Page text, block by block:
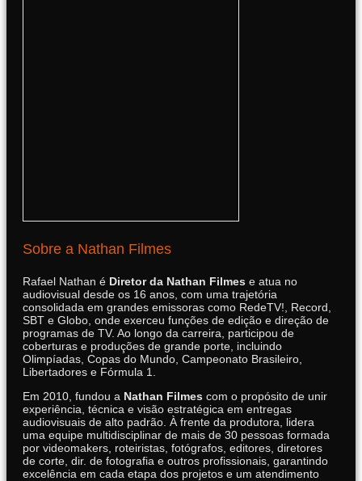
Sobre a Nathan Filmes
Rafael Nathan é Diretor da Nathan Filmes e atua no
audiovisual desde os 16 anos, com uma trajetória
consolidada em grandes emissoras como RedeTV!, Record,
SBT e Globo, onde exerceu funções de edição e direção de
programas de TV. Ao longo da carreira, participou de
coberturas e produções de grande porte, incluindo
Olimpíadas, Copas do Mundo, Campeonato Brasileiro,
Libertadores e Fórmula 1.
Em 2010, fundou a Nathan Filmes com o propósito de unir
experiência, técnica e visão estratégica em entregas
audiovisuais de alto padrão. À frente da produtora, lidera
uma equipe multidisciplinar de mais de 30 pessoas formada
por videomakers, roteiristas, fotógrafos, editores, diretores
de corte, dir. de fotografia e outros profissionais, garantindo
excelência em cada etapa dos projetos e um atendimento